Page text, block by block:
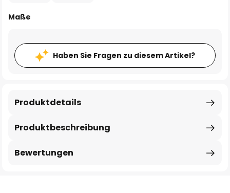
Maße
Haben Sie Fragen zu diesem Artikel?
Produktbeschreibung
Produktdetails
Bewertungen